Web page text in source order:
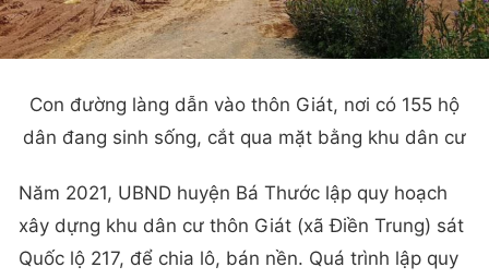
Con đường làng dẫn vào thôn Giát, nơi có 155 hộ
dân đang sinh sống, cắt qua mặt bằng khu dân cư
Năm 2021, UBND huyện Bá Thước lập quy hoạch
xây dựng khu dân cư thôn Giát (xã Điền Trung) sát
Quốc lộ 217, để chia lô, bán nền. Quá trình lập quy